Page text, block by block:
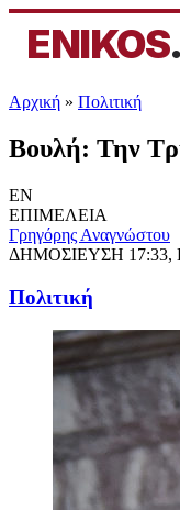
ENIKOS
Αρχική » Πολιτική
Βουλή: Την
EN
ΕΠΙΜΕΛΕΙΑ
Γρηγόρης Αναγνώστου
ΔΗΜΟΣΙΕΥΣΗ 17:33,
Πολιτική